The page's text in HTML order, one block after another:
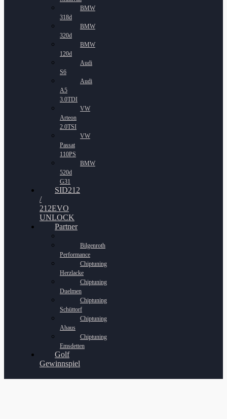
BMW
318d
BMW
320d
BMW
120d
Audi
S6
Audi
A5
3.0TDI
VW
Arteon
2.0TSI
VW
Passat
110PS
BMW
520d
G31
SID212
/
212EVO
UNLOCK
Partner
Bilgenroth
Performance
Chiptuning
Herzlacke
Chiptuning
Duelmen
Chiptuning
Schüttorf
Chiptuning
Ahaus
Chiptuning
Emsdetten
Golf
Gewinnspiel